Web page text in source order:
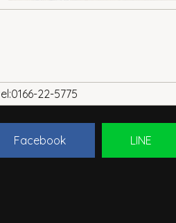
22-5775
Facebook LINE